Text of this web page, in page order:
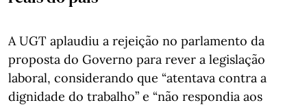
A UGT aplaudiu a rejeição no parlamento da
proposta do Governo para rever a legislação
laboral, considerando que “atentava contra a
dignidade do trabalho” e “não respondia aos